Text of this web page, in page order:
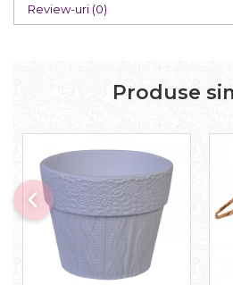
Review-uri (0)
Produse